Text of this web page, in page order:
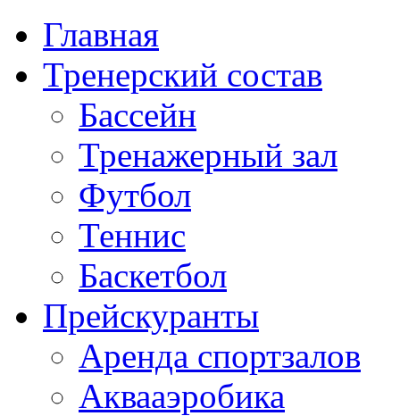
Главная
Тренерский состав
Бассейн
Тренажерный зал
Футбол
Теннис
Баскетбол
Прейскуранты
Аренда спортзалов
Аквааэробика